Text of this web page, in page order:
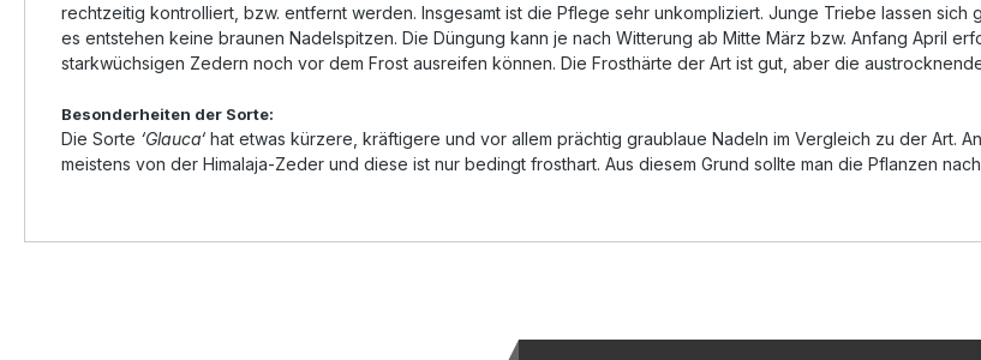
rechtzeitig kontrolliert, bzw. entfernt werden. Insgesamt ist die Pflege sehr unkompliziert. Junge Triebe lassen
es entstehen keine braunen Nadelspitzen. Die Düngung kann je nach Witterung ab Mitte März bzw. Anfang April
starkwüchsigen Zedern noch vor dem Frost ausreifen können. Die Frosthärte der Art ist gut, aber die
Besonderheiten der Sorte:
Die Sorte ‘Glauca‘ hat etwas kürzere, kräftigere und vor allem prächtig graublaue Nadeln im Vergleich zu der Art.
meistens von der Himalaja-Zeder und diese ist nur bedingt frosthart. Aus diesem Grund sollte man die Pflanzen